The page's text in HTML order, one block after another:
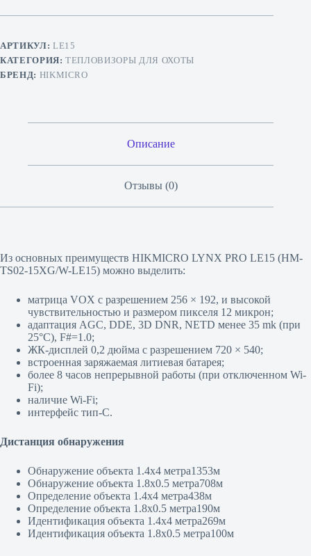
АРТИКУЛ: LE15
КАТЕГОРИЯ:ТЕПЛОВИЗОРЫ ДЛЯ ОХОТЫ
БРЕНД: HIKMICRO
Описание
Отзывы (0)
Из основных преимуществ HIKMICRO LYNX PRO LE15 (HM-
TS02-15XG/W-LE15) можно выделить:
матрица VOX с разрешением 256 × 192, и высокой
чувствительностью и размером пикселя 12 микрон;
адаптация AGC, DDE, 3D DNR, NETD менее 35 mk (при
25°C), F#=1.0;
ЖК-дисплей 0,2 дюйма с разрешением 720 × 540;
встроенная заряжаемая литиевая батарея;
более 8 часов непрерывной работы (при отключенном Wi-
Fi);
наличие Wi-Fi;
интерфейс тип-C.
Дистанция обнаружения
Обнаружение объекта 1.4х4 метра1353м
Обнаружение объекта 1.8х0.5 метра708м
Определение объекта 1.4х4 метра438м
Определение объекта 1.8х0.5 метра190м
Идентификация объекта 1.4х4 метра269м
Идентификация объекта 1.8х0.5 метра100м